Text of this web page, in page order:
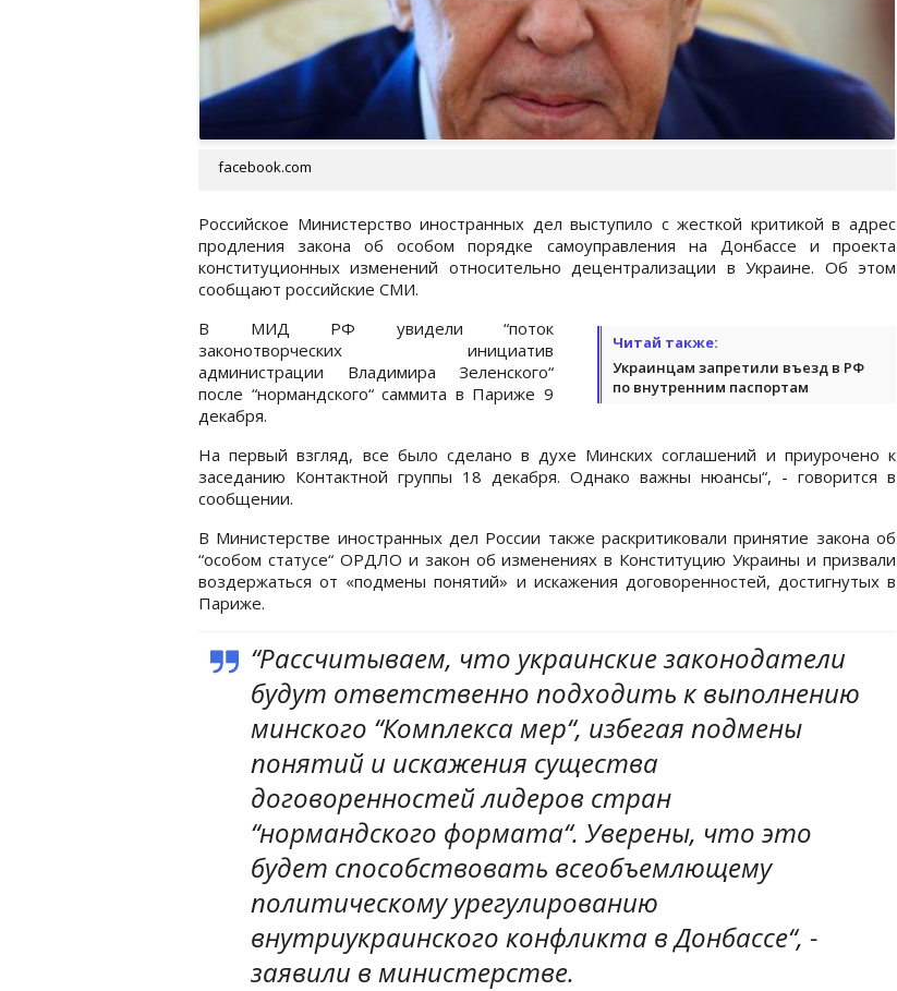
facebook.com
Российское Министерство иностранных дел выступило с жесткой критикой в адрес
продления закона об особом порядке самоуправления на Донбассе и проекта
конституционных изменений относительно децентрализации в Украине. Об этом
сообщают российские СМИ.
Читай также:
Украинцам запретили въезд в РФ
по внутренним паспортам
В МИД РФ увидели “поток
законотворческих инициатив
администрации Владимира Зеленского“
после “нормандского“ саммита в Париже 9
декабря.
На первый взгляд, все было сделано в духе Минских соглашений и приурочено к
заседанию Контактной группы 18 декабря. Однако важны нюансы“, - говорится в
сообщении.
В Министерстве иностранных дел России также раскритиковали принятие закона об
“особом статусе“ ОРДЛО и закон об изменениях в Конституцию Украины и призвали
воздержаться от «подмены понятий» и искажения договоренностей, достигнутых в
Париже.
“Рассчитываем, что украинские законодатели
будут ответственно подходить к выполнению
минского “Комплекса мер“, избегая подмены
понятий и искажения существа
договоренностей лидеров стран
“нормандского формата“. Уверены, что это
будет способствовать всеобъемлющему
политическому урегулированию
внутриукраинского конфликта в Донбассе“, -
заявили в министерстве.